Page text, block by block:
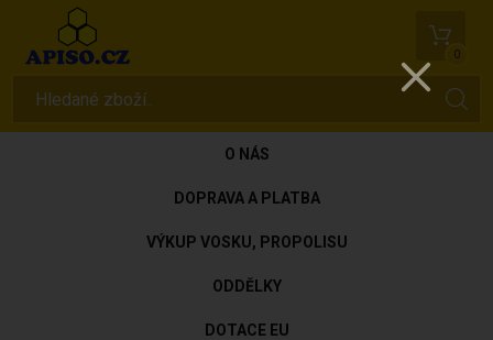
0
O NÁS
DOPRAVA A PLATBA
VÝKUP VOSKU, PROPOLISU
ODDĚLKY
DOTACE EU